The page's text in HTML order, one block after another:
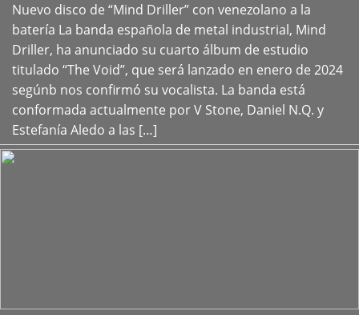
Nuevo disco de “Mind Driller” con venezolano a la
batería La banda española de metal industrial, Mind
Driller, ha anunciado su cuarto álbum de estudio
titulado “The Void”, que será lanzado en enero de 2024
segúnb nos confirmó su vocalista. La banda está
conformada actualmente por V Stone, Daniel N.Q. y
Estefanía Aledo a las […]
+